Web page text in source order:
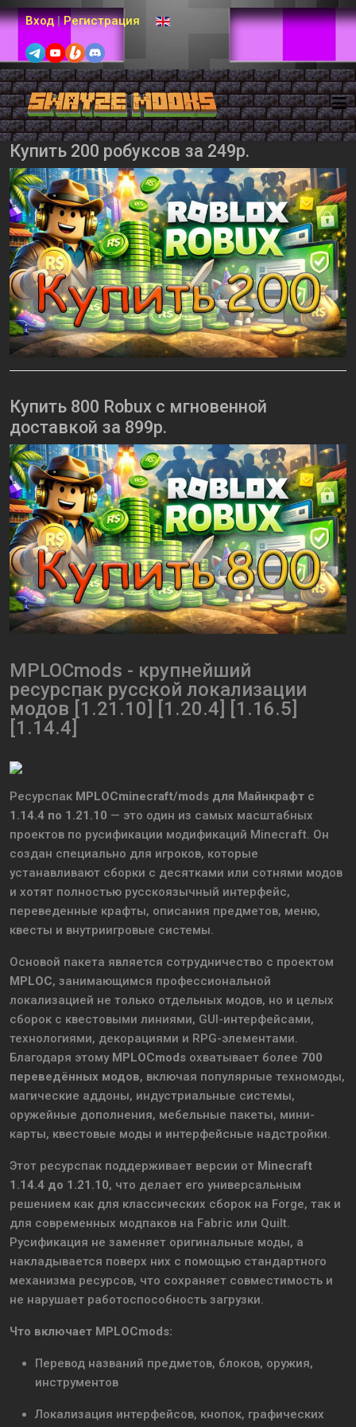
Вход | Регистрация Выберите язык
Купить 200 робуксов за 249р.
Купить 800 Robux с мгновенной
доставкой за 899р.
MPLOCmods - крупнейший
ресурспак русской локализации
модов [1.21.10] [1.20.4] [1.16.5]
[1.14.4]
Ресурспак MPLOCminecraft/mods для Майнкрафт с
1.14.4 по 1.21.10 — это один из самых масштабных
проектов по русификации модификаций Minecraft. Он
создан специально для игроков, которые
устанавливают сборки с десятками или сотнями модов
и хотят полностью русскоязычный интерфейс,
переведенные крафты, описания предметов, меню,
квесты и внутриигровые системы.
Основой пакета является сотрудничество с проектом
MPLOC, занимающимся профессиональной
локализацией не только отдельных модов, но и целых
сборок с квестовыми линиями, GUI-интерфейсами,
технологиями, декорациями и RPG-элементами.
Благодаря этому MPLOCmods охватывает более 700
переведённых модов, включая популярные техномоды,
магические аддоны, индустриальные системы,
оружейные дополнения, мебельные пакеты, мини-
карты, квестовые моды и интерфейсные надстройки.
Этот ресурспак поддерживает версии от Minecraft
1.14.4 до 1.21.10, что делает его универсальным
решением как для классических сборок на Forge, так и
для современных модпаков на Fabric или Quilt.
Русификация не заменяет оригинальные моды, а
накладывается поверх них с помощью стандартного
механизма ресурсов, что сохраняет совместимость и
не нарушает работоспособность загрузки.
Что включает MPLOCmods:
Перевод названий предметов, блоков, оружия,
инструментов
Локализация интерфейсов, кнопок, графических